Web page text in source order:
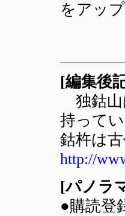
をアッ
[編集後
独鈷山
持って
鈷杵は
http://
[パノラ
●購読登